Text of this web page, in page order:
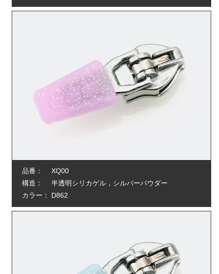
品番：
XQ00
構造：
半透明シリカゲル，シルバーパウダー
カラー：
D862